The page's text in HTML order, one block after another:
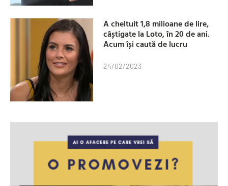
A cheltuit 1,8 milioane de lire,
câștigate la Loto, în 20 de ani.
Acum își caută de lucru
24/02/2023